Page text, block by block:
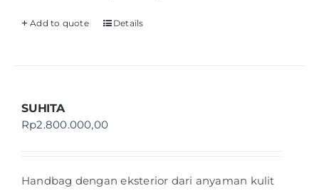
Add to quote Details
SUHITA
Rp2.800.000,00
Handbag dengan eksterior dari anyaman kulit